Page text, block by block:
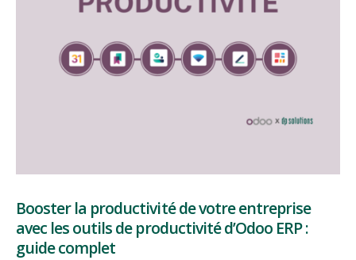
Booster la productivité de votre entreprise
avec les outils de productivité d’Odoo ERP :
guide complet